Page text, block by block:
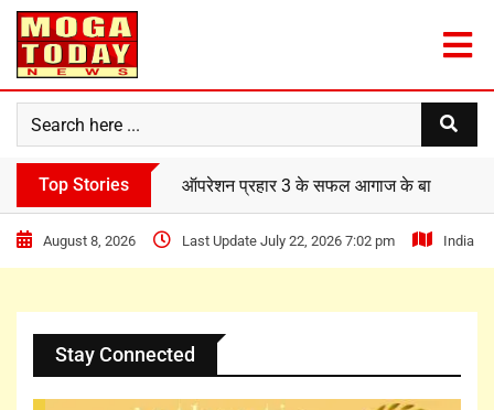
Top Stories ऑपरेशन प्रहार 3 के सफल आगाज के बाद IG
August 8, 2026 Last Update July 22, 2026 7:02 pm India
Stay Connected